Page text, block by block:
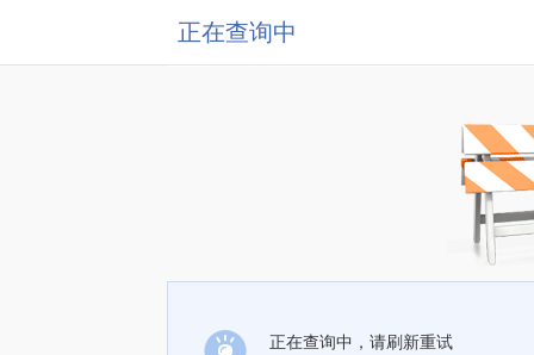
正在查询中
正在查询中，请刷新重试